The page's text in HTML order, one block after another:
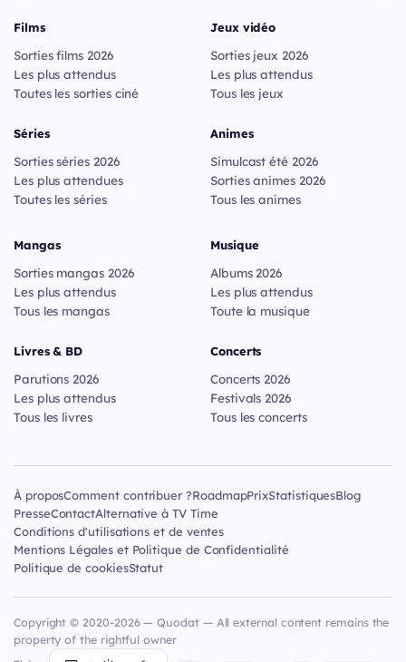
Films
Sorties films 2026
Les plus attendus
Toutes les sorties ciné
Séries
Sorties séries 2026
Les plus attendues
Toutes les séries
Jeux vidéo
Sorties jeux 2026
Les plus attendus
Tous les jeux
Animes
Simulcast été 2026
Sorties animes 2026
Tous les animes
Mangas
Sorties mangas 2026
Les plus attendus
Tous les mangas
Livres & BD
Parutions 2026
Les plus attendus
Tous les livres
Musique
Albums 2026
Les plus attendus
Toute la musique
Concerts
Concerts 2026
Festivals 2026
Tous les concerts
À proposComment contribuer ?RoadmapPrixStatistiquesBlog
PresseContactAlternative à TV Time
Conditions d'utilisations et de ventes
Mentions Légales et Politique de Confidentialité
Politique de cookiesStatut
Copyright © 2020-2026 — Quodat — All external content remains the
property of the rightful owner